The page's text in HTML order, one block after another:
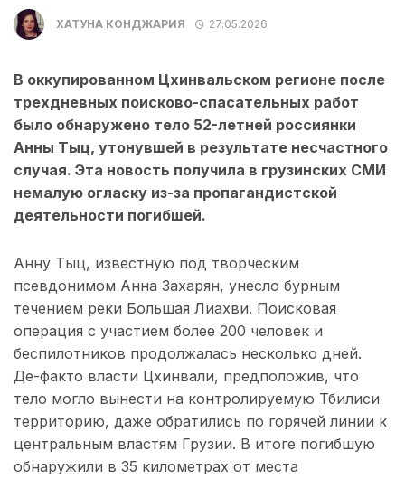
ХАТУНА КОНДЖАРИЯ 27.05.2026
В оккупированном Цхинвальском регионе после
трехдневных поисково-спасательных работ
было обнаружено тело 52-летней россиянки
Анны Тыц, утонувшей в результате несчастного
случая. Эта новость получила в грузинских СМИ
немалую огласку из-за пропагандистской
деятельности погибшей.
Анну Тыц, известную под творческим
псевдонимом Анна Захарян, унесло бурным
течением реки Большая Лиахви. Поисковая
операция с участием более 200 человек и
беспилотников продолжалась несколько дней.
Де-факто власти Цхинвали, предположив, что
тело могло вынести на контролируемую Тбилиси
территорию, даже обратились по горячей линии к
центральным властям Грузии. В итоге погибшую
обнаружили в 35 километрах от места